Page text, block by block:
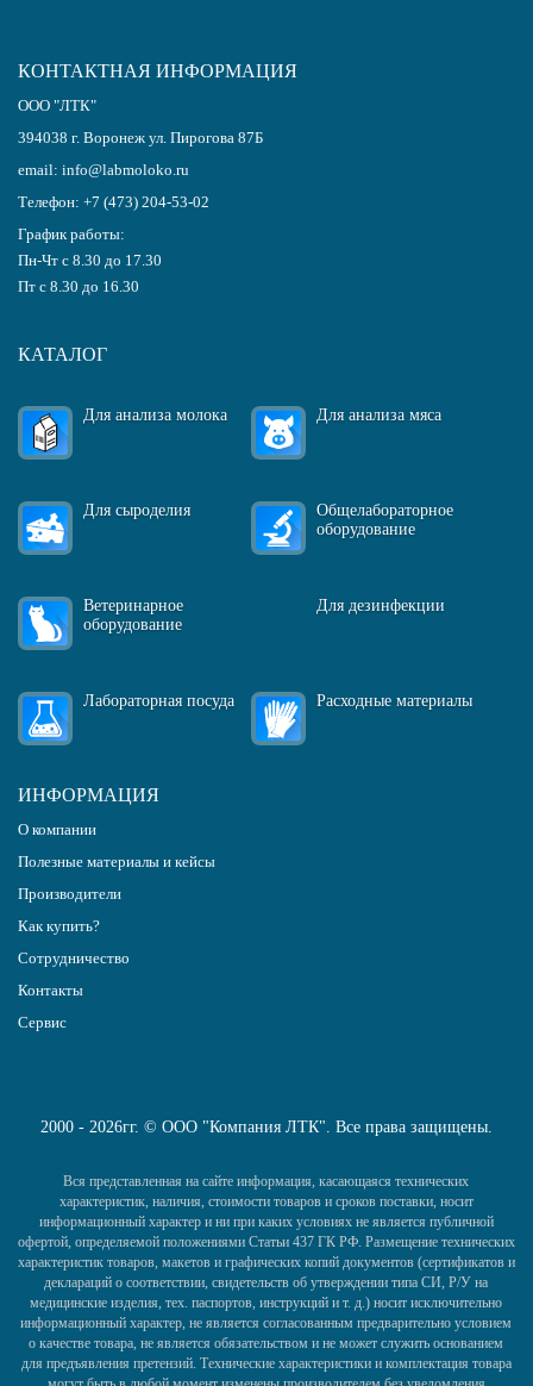
КОНТАКТНАЯ ИНФОРМАЦИЯ
ООО "ЛТК"
394038 г. Воронеж ул. Пирогова 87Б
email: info@labmoloko.ru
Телефон: +7 (473) 204-53-02
График работы:
Пн-Чт с 8.30 до 17.30
Пт с 8.30 до 16.30
КАТАЛОГ
Для анализа молока Для анализа мяса
Для сыроделия
Общелабораторное
оборудование
Ветеринарное
оборудование
Для дезинфекции
Лабораторная посуда Расходные материалы
ИНФОРМАЦИЯ
О компании
Полезные материалы и кейсы
Производители
Как купить?
Сотрудничество
Контакты
Сервис
2000 - 2026гг. © ООО "Компания ЛТК". Все права защищены.
Вся представленная на сайте информация, касающаяся технических
характеристик, наличия, стоимости товаров и сроков поставки, носит
информационный характер и ни при каких условиях не является публичной
офертой, определяемой положениями Статьи 437 ГК РФ. Размещение технических
характеристик товаров, макетов и графических копий документов (сертификатов и
деклараций о соответствии, свидетельств об утверждении типа СИ, Р/У на
медицинские изделия, тех. паспортов, инструкций и т. д.) носит исключительно
информационный характер, не является согласованным предварительно условием
о качестве товара, не является обязательством и не может служить основанием
для предъявления претензий. Технические характеристики и комплектация товара